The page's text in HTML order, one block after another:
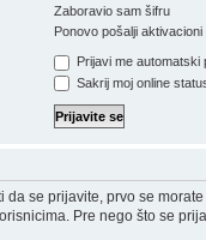
Zaboravio sam šifru
Ponovo pošalji aktivacioni
Prijavi me automatski
Sakrij moj online
da se prijavite, prvo se
Pre nego što se